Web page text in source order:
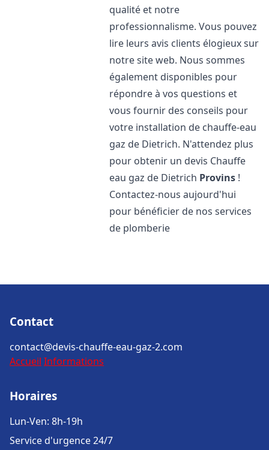
qualité et notre
professionnalisme. Vous pouvez
lire leurs avis clients élogieux sur
notre site web. Nous sommes
également disponibles pour
répondre à vos questions et
vous fournir des conseils pour
votre installation de chauffe-eau
gaz de Dietrich. N'attendez plus
pour obtenir un devis Chauffe
eau gaz de Dietrich Provins !
Contactez-nous aujourd'hui
pour bénéficier de nos services
de plomberie
Contact
contact@devis-chauffe-eau-gaz-2.com
Accueil Informations
Horaires
Lun-Ven: 8h-19h
Service d'urgence 24/7